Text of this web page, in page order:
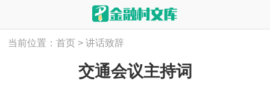
当前位置：首页 > 讲话致辞
交通会议主持词